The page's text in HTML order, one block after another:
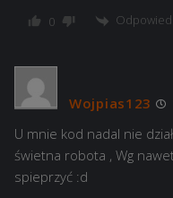
0
Wojpias123
U mnie kod nadal nie
świetna robota , Wg
spieprzyć :d